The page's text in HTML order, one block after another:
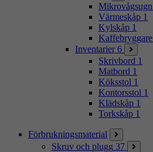
Mikrovågsugn
Värmeskåp 1
Kylskåp 1
Kaffebryggare
Inventarier 6
Skrivbord 1
Matbord 1
Köksstol 1
Kontorsstol 1
Klädskåp 1
Torkskåp 1
Förbrukningsmaterial
Skruv och plugg 37